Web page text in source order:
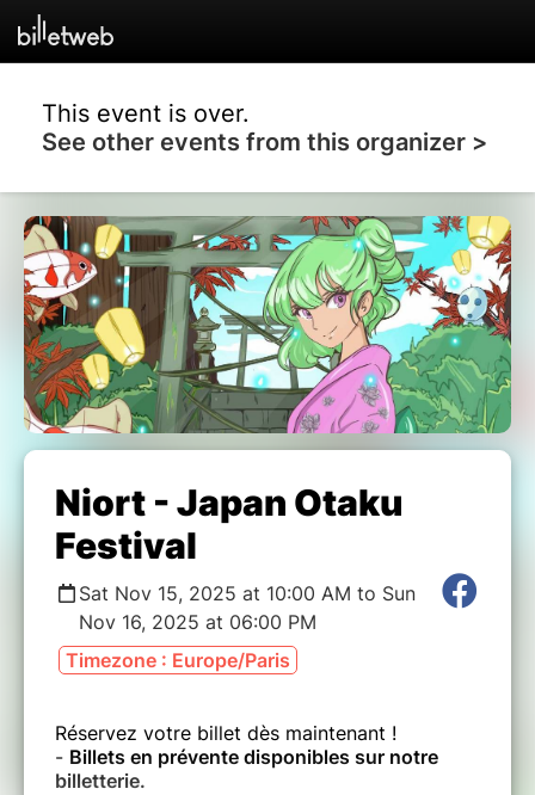
This event is over.
See other events from this organizer >
Niort - Japan Otaku
Festival
Sat Nov 15, 2025 at 10:00 AM to Sun
Nov 16, 2025 at 06:00 PM
Timezone : Europe/Paris
Réservez votre billet dès maintenant !
- Billets en prévente disponibles sur notre
billetterie.